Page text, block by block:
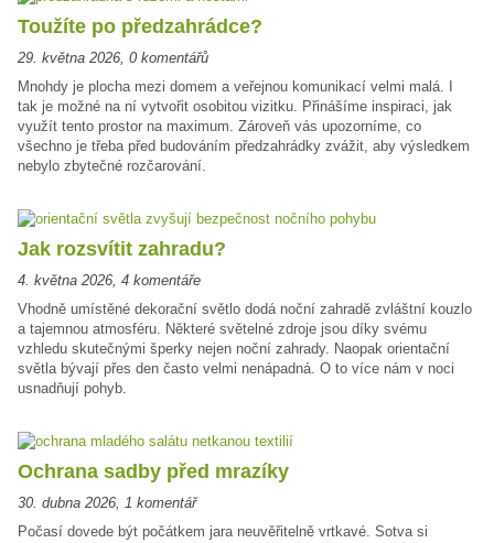
Toužíte po předzahrádce?
29. května 2026 0 komentářů
Mnohdy je plocha mezi domem a veřejnou komunikací velmi malá. I
tak je možné na ní vytvořit osobitou vizitku. Přinášíme inspiraci, jak
využít tento prostor na maximum. Zároveň vás upozorníme, co
všechno je třeba před budováním předzahrádky zvážit, aby výsledkem
nebylo zbytečné rozčarování.
Jak rozsvítit zahradu?
4. května 2026 4 komentáře
Vhodně umístěné dekorační světlo dodá noční zahradě zvláštní kouzlo
a tajemnou atmosféru. Některé světelné zdroje jsou díky svému
vzhledu skutečnými šperky nejen noční zahrady. Naopak orientační
světla bývají přes den často velmi nenápadná. O to více nám v noci
usnadňují pohyb.
Ochrana sadby před mrazíky
30. dubna 2026
1 komentář
Počasí dovede být počátkem jara neuvěřitelně vrtkavé. Sotva si